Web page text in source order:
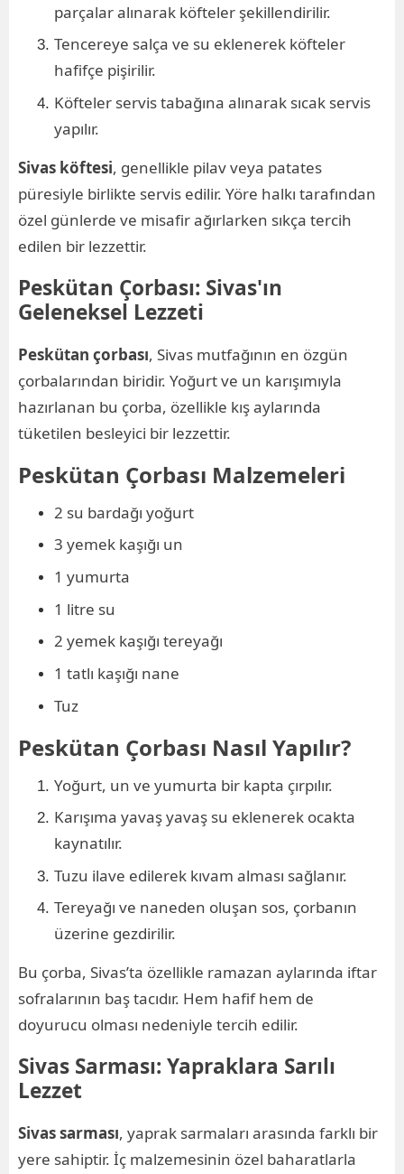
parçalar alınarak köfteler şekillendirilir.
Tencereye salça ve su eklenerek köfteler
hafifçe pişirilir.
Köfteler servis tabağına alınarak sıcak servis
yapılır.
Sivas köftesi, genellikle pilav veya patates
püresiyle birlikte servis edilir. Yöre halkı tarafından
özel günlerde ve misafir ağırlarken sıkça tercih
edilen bir lezzettir.
Peskütan Çorbası: Sivas'ın
Geleneksel Lezzeti
Peskütan çorbası, Sivas mutfağının en özgün
çorbalarından biridir. Yoğurt ve un karışımıyla
hazırlanan bu çorba, özellikle kış aylarında
tüketilen besleyici bir lezzettir.
Peskütan Çorbası Malzemeleri
2 su bardağı yoğurt
3 yemek kaşığı un
1 yumurta
1 litre su
2 yemek kaşığı tereyağı
1 tatlı kaşığı nane
Tuz
Peskütan Çorbası Nasıl Yapılır?
Yoğurt, un ve yumurta bir kapta çırpılır.
Karışıma yavaş yavaş su eklenerek ocakta
kaynatılır.
Tuzu ilave edilerek kıvam alması sağlanır.
Tereyağı ve naneden oluşan sos, çorbanın
üzerine gezdirilir.
Bu çorba, Sivas’ta özellikle ramazan aylarında iftar
sofralarının baş tacıdır. Hem hafif hem de
doyurucu olması nedeniyle tercih edilir.
Sivas Sarması: Yapraklara Sarılı
Lezzet
Sivas sarması, yaprak sarmaları arasında farklı bir
yere sahiptir. İç malzemesinin özel baharatlarla